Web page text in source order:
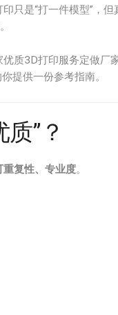
只是“打一件模型”，
质3D打印服务定做厂
提供一份参考指南。
”？
重复性、专业度。